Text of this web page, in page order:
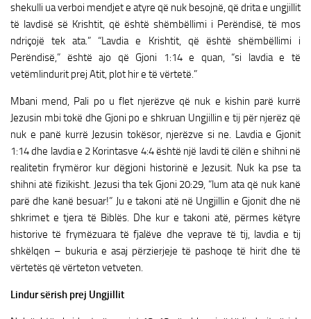
shekulli ua verboi mendjet e atyre që nuk besojnë, që drita e ungjillit
të lavdisë së Krishtit, që është shëmbëllimi i Perëndisë, të mos
ndriçojë tek ata.” “Lavdia e Krishtit, që është shëmbëllimi i
Perëndisë,” është ajo që Gjoni 1:14 e quan, “si lavdia e të
vetëmlindurit prej Atit, plot hir e të vërtetë.”
Mbani mend, Pali po u flet njerëzve që nuk e kishin parë kurrë
Jezusin mbi tokë dhe Gjoni po e shkruan Ungjillin e tij për njerëz që
nuk e panë kurrë Jezusin tokësor, njerëzve si ne. Lavdia e Gjonit
1:14 dhe lavdia e 2 Korintasve 4:4 është një lavdi të cilën e shihni në
realitetin frymëror kur dëgjoni historinë e Jezusit. Nuk ka pse ta
shihni atë fizikisht. Jezusi tha tek Gjoni 20:29, “lum ata që nuk kanë
parë dhe kanë besuar!” Ju e takoni atë në Ungjillin e Gjonit dhe në
shkrimet e tjera të Biblës. Dhe kur e takoni atë, përmes këtyre
historive të frymëzuara të fjalëve dhe veprave të tij, lavdia e tij
shkëlqen – bukuria e asaj përzierjeje të pashoqe të hirit dhe të
vërtetës që vërteton vetveten.
Lindur sërish prej Ungjillit